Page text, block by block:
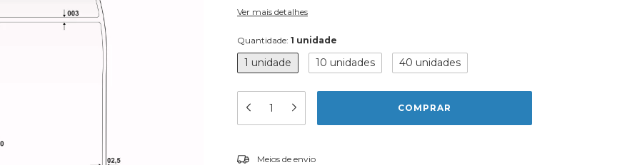
Ver mais detalhes
Quantidade: 1 unidade
1 unidade 10 unidades 40 unidades
Entregas para o CEP:
Meios de envio